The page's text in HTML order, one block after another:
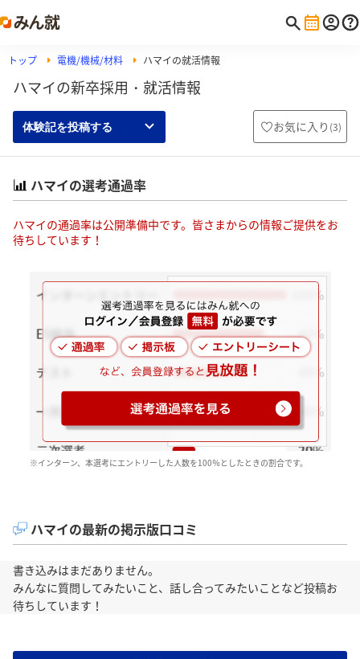
トップ 電機/機械/材料 ハマイの就活情報
ハマイの新卒採用・就活情報
体験記を投稿する お気に入り (3)
ハマイの選考通過率
ハマイの通過率は公開準備中です。皆さまからの情報ご提供をお
待ちしています！
※インターン、本選考にエントリーした人数を100％としたときの割合です。
ハマイの最新の掲示版口コミ
書き込みはまだありません。
みんなに質問してみたいこと、話し合ってみたいことなど投稿お
待ちしています！